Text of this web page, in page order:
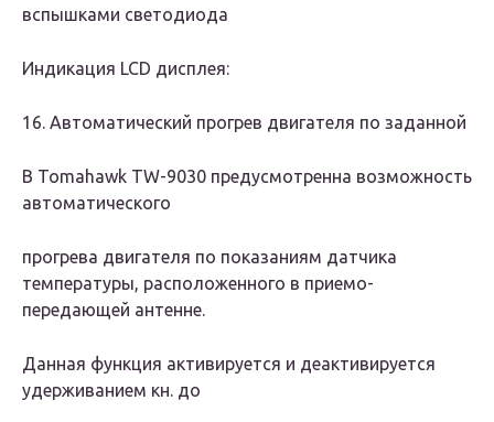
вспышками светодиода
Индикация LCD дисплея:
16. Автоматический прогрев двигателя по заданной
В Tomahawk TW-9030 предусмотренна возможность
автоматического
прогрева двигателя по показаниям датчика
температуры, расположенного в приемо-
передающей антенне.
Данная функция активируется и деактивируется
удерживанием кн. до